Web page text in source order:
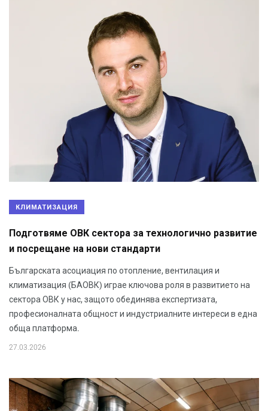
КЛИМАТИЗАЦИЯ
Подготвяме ОВК сектора за технологично развитие
и посрещане на нови стандарти
Българската асоциация по отопление, вентилация и
климатизация (БАОВК) играе ключова роля в развитието на
сектора ОВК у нас, защото обединява експертизата,
професионалната общност и индустриалните интереси в една
обща платформа.
27.03.2026